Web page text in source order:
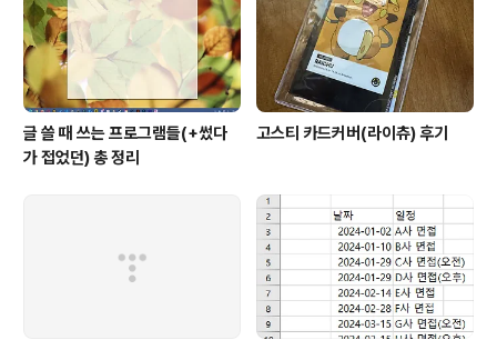
글 쓸 때 쓰는 프로그램들(+썼다
가 접었던) 총 정리
고스티 카드커버(라이츄) 후기